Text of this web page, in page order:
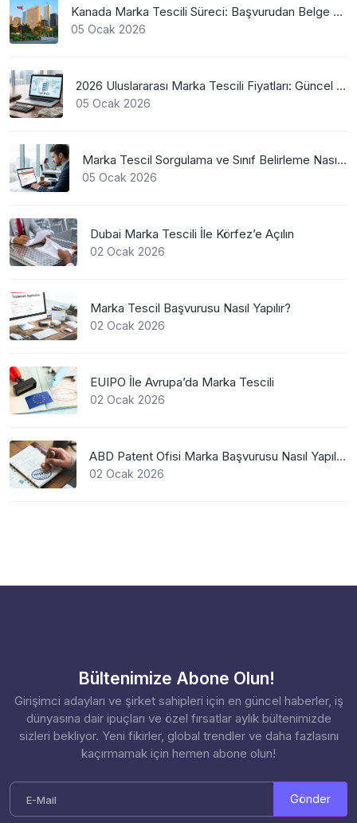
Kanada Marka Tescili Süreci: Başvurudan Belge Alımına Kadar Her Şey
05 Ocak 2026
2026 Uluslararası Marka Tescili Fiyatları: Güncel WIPO Ücretleri
05 Ocak 2026
Marka Tescil Sorgulama ve Sınıf Belirleme Nasıl Yapılır?
05 Ocak 2026
Dubai Marka Tescili İle Körfez’e Açılın
02 Ocak 2026
Marka Tescil Başvurusu Nasıl Yapılır?
02 Ocak 2026
EUIPO İle Avrupa’da Marka Tescili
02 Ocak 2026
ABD Patent Ofisi Marka Başvurusu Nasıl Yapılır?
02 Ocak 2026
Bültenimize Abone Olun!
Girişimci adayları ve şirket sahipleri için en güncel haberler, iş
dünyasına dair ipuçları ve özel fırsatlar aylık bültenimizde
sizleri bekliyor. Yeni fikirler, global trendler ve daha fazlasını
kaçırmamak için hemen abone olun!
Gönder